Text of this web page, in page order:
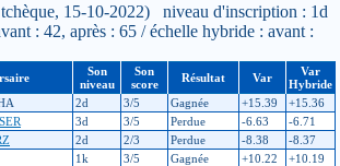
15-10-2022) niveau d'inscription : 1d
: 42, après : 65 / échelle hybride : avant :
Son
niveau
Son
score
Résultat Var
Var
Hybride
2d 3/5 Gagnée +15.39
+15.36
3d 3/5 Perdue -6.63
-6.71
2d 2/3 Perdue -8.38
-8.37
1k 3/5 Gagnée +10.22
+10.19